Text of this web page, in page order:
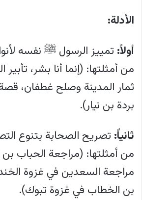
الأدلة:
أولاً: تمييز الرسول ﷺ نفسه
من أمثلتها: (إنما أنا بشر،
ثمار المدينة وصلح غطفان،
بردة بن نيار).
ثانياً: تصريح الصحابة بتنوع
من أمثلتها: (مراجعة الحباب بن
مراجعة السعدين في غزوة
بن الخطاب في غزوة تبوك).